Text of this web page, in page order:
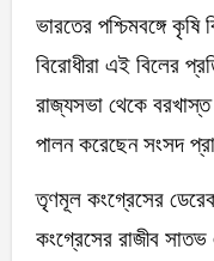
ভারতের পশ্চিমবঙ্গে কৃষি বিল নিয়ে বিক্ষোভের পারদ চড়ছে।
বিরোধীরা এই বিলের
রাজ্যসভা থেকে
পালন করেছেন সংসদ
তৃণমূল কংগ্রেসের
কংগ্রেসের রাজীব